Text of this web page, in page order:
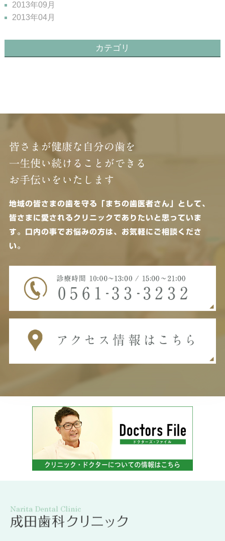
2013年09月
2013年04月
カテゴリ
皆さまが健康な自分の歯を
一生使い続けることができる
お手伝いをいたします
地域の皆さまの歯を守る「まちの歯医者さん」として、
皆さまに愛されるクリニックでありたいと思っていま
す。
口内の事でお悩みの方は、お気軽にご相談くださ
い。